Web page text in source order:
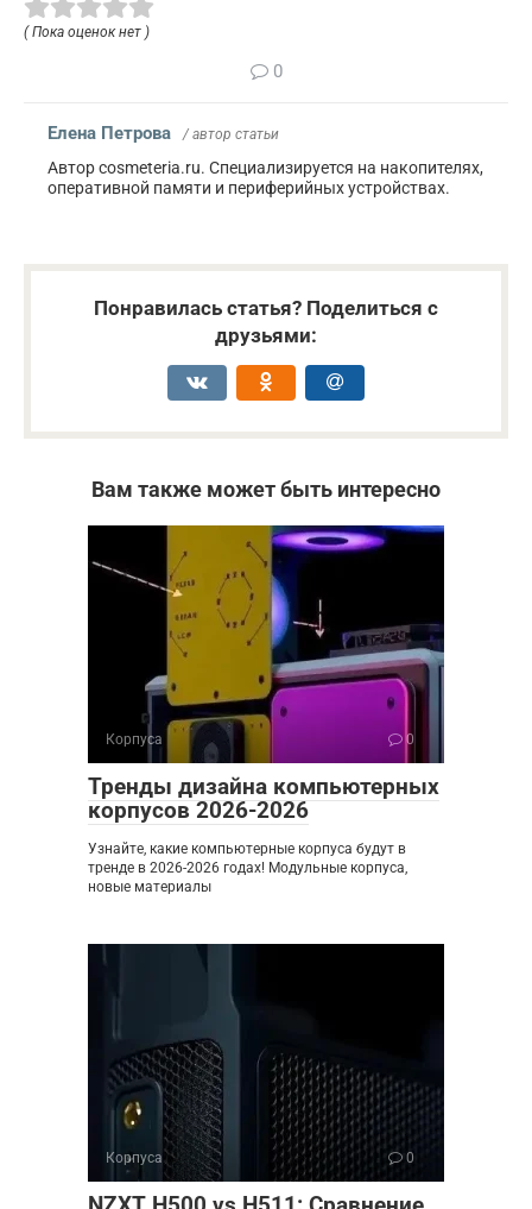
( Пока оценок нет )
0
Елена Петрова / автор статьи
Автор cosmeteria.ru. Специализируется на накопителях,
оперативной памяти и периферийных устройствах.
Понравилась статья? Поделиться с
друзьями:
Вам также может быть интересно
Корпуса 0
Тренды дизайна компьютерных
корпусов 2026-2026
Узнайте, какие компьютерные корпуса будут в
тренде в 2026-2026 годах! Модульные корпуса,
новые материалы
Корпуса 0